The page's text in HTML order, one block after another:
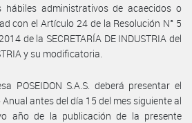
hábiles administrativos de acaecidos o
con el Artículo 24 de la Resolución N° 5
de la SECRETARÍA DE INDUSTRIA del
y su modificatoria.
POSEIDON S.A.S. deberá presentar el
antes del día 15 del mes siguiente al
año de la publicación de la presente